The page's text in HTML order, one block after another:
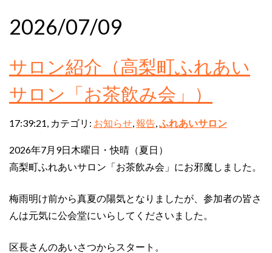
2026/07/09
サロン紹介（高梨町ふれあい
サロン「お茶飲み会」）
17:39:21, カテゴリ: お知らせ 報告 ふれあいサロン
2026年7月9日木曜日・快晴（夏日）
高梨町ふれあいサロン「お茶飲み会」にお邪魔しました。
梅雨明け前から真夏の陽気となりましたが、参加者の皆さ
んは元気に公会堂にいらしてくださいました。
区長さんのあいさつからスタート。